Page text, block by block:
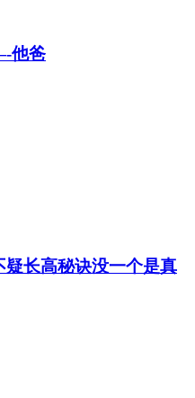
他爸
长高秘诀没一个是真